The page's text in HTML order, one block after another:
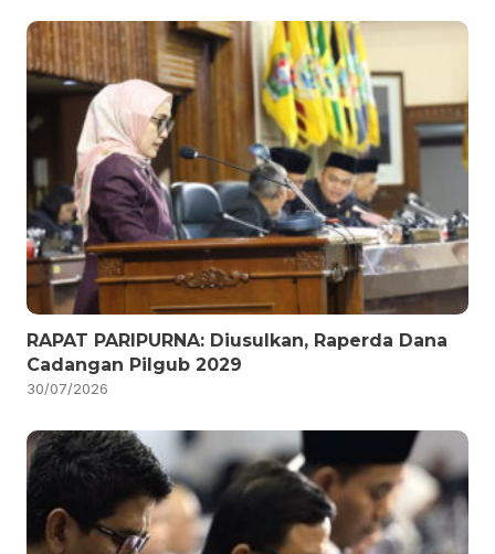
RAPAT PARIPURNA: Diusulkan, Raperda Dana
Cadangan Pilgub 2029
30/07/2026